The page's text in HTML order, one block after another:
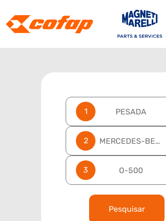
PESADA
MERCEDES-BENZ
O-500
Pesquisar